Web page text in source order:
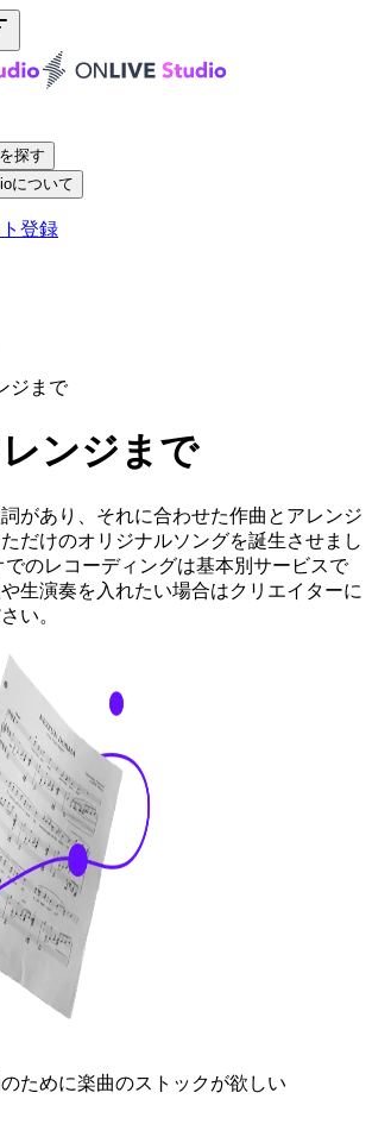
探す
について
登録
ジまで
ンジまで
があり、それに合わせた作曲とアレンジ
だけのオリジナルソングを誕生させまし
のレコーディングは基本別サービスで
生演奏を入れたい場合はクリエイターに
い。
ために楽曲のストックが欲しい